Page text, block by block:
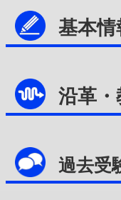
基本情
沿革
過去受